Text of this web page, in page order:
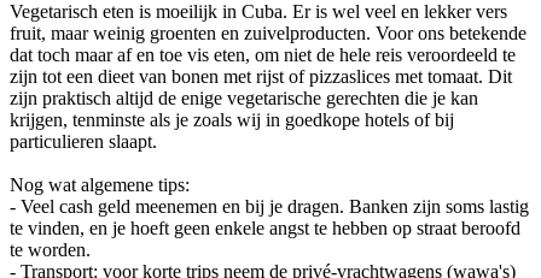
Vegetarisch eten is moeilijk in Cuba. Er is wel veel en lekker vers
fruit, maar weinig groenten en zuivelproducten. Voor ons betekende
dat toch maar af en toe vis eten, om niet de hele reis veroordeeld te
zijn tot een dieet van bonen met rijst of pizzaslices met tomaat. Dit
zijn praktisch altijd de enige vegetarische gerechten die je kan
krijgen, tenminste als je zoals wij in goedkope hotels of bij
particulieren slaapt.
Nog wat algemene tips:
- Veel cash geld meenemen en bij je dragen. Banken zijn soms lastig
te vinden, en je hoeft geen enkele angst te hebben op straat beroofd
te worden.
- Transport: voor korte trips neem de privé-vrachtwagens (wawa's)